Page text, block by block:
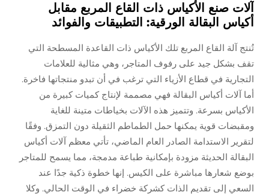
آلات صنع الأكياس ذات القاع المربع مقابل
أكياس البقالة الورقية: التطبيقات والفوائد
تُنتج آلة القاع المربع تلك الأكياس ذات القاعدة المسطحة التي
تقف بشكل جيد على رفوف المتاجر، وهي مثالية للعلامات
التجارية في قطاع الأزياء التي ترغب في أن تبدو منتجاتها فاخرة.
أما آلات أكياس البقالة فهي مصممة لإنتاج كميات كبيرة من
الأكياس بسرعة. وتتميز هذه الآلات بخياطات متينة للغاية
ومقبضات قوية يمكنها حمل الطماطم الثقيلة دون التمزق. وفقًا
لتقرير الاستدامة الصادر العام الماضي، تأتي معظم آلات أكياس
البقالة الحديثة مزودة بإمكانية طباعة مدمجة، مما يسمح للمتاجر
بوضع شعارها مباشرة على الكيس. إنها خطوة ذكية جدًا عند
السعي إلى تقديم الذات كشركة خضراء في الوقت الحالي. وكلا